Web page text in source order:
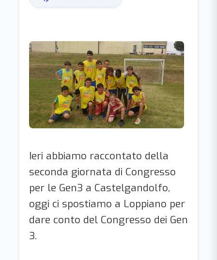
Ieri abbiamo raccontato della
seconda giornata di Congresso
per le Gen3 a Castelgandolfo,
oggi ci spostiamo a Loppiano per
dare conto del Congresso dei Gen
3.